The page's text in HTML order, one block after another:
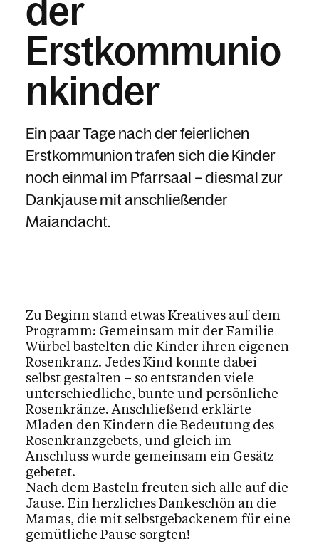
der
Erstkommunio
nkinder
Ein paar Tage nach der feierlichen
Erstkommunion trafen sich die Kinder
noch einmal im Pfarrsaal – diesmal zur
Dankjause mit anschließender
Maiandacht.
Zu Beginn stand etwas Kreatives auf dem
Programm: Gemeinsam mit der Familie
Würbel bastelten die Kinder ihren eigenen
Rosenkranz. Jedes Kind konnte dabei
selbst gestalten – so entstanden viele
unterschiedliche, bunte und persönliche
Rosenkränze. Anschließend erklärte
Mladen den Kindern die Bedeutung des
Rosenkranzgebets, und gleich im
Anschluss wurde gemeinsam ein Gesätz
gebetet.
Nach dem Basteln freuten sich alle auf die
Jause. Ein herzliches Dankeschön an die
Mamas, die mit selbstgebackenem für eine
gemütliche Pause sorgten!